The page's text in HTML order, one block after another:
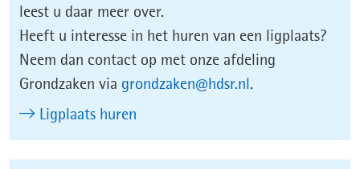
leest u daar meer over.
Heeft u interesse in het huren van een ligplaats?
Neem dan contact op met onze afdeling
Grondzaken via grondzaken@hdsr.nl.
Ligplaats huren